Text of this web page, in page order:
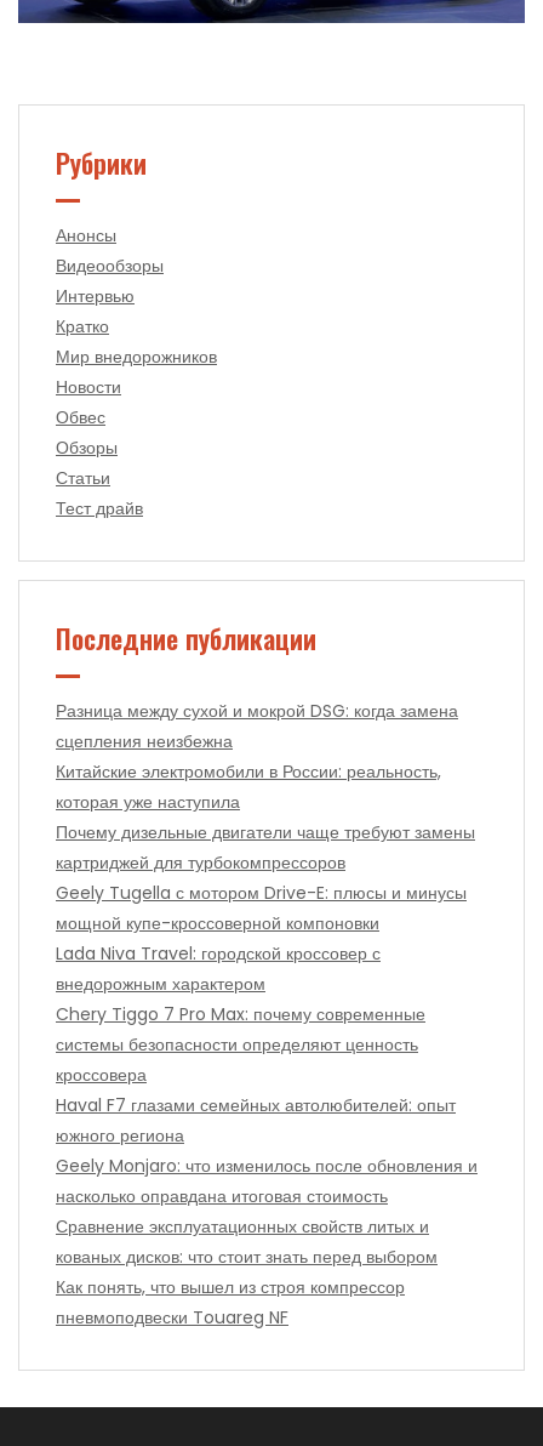
Рубрики
Анонсы
Видеообзоры
Интервью
Кратко
Мир внедорожников
Новости
Обвес
Обзоры
Статьи
Тест драйв
Последние публикации
Разница между сухой и мокрой DSG: когда замена
сцепления неизбежна
Китайские электромобили в России: реальность,
которая уже наступила
Почему дизельные двигатели чаще требуют замены
картриджей для турбокомпрессоров
Geely Tugella с мотором Drive-E: плюсы и минусы
мощной купе-кроссоверной компоновки
Lada Niva Travel: городской кроссовер с
внедорожным характером
Chery Tiggo 7 Pro Max: почему современные
системы безопасности определяют ценность
кроссовера
Haval F7 глазами семейных автолюбителей: опыт
южного региона
Geely Monjaro: что изменилось после обновления и
насколько оправдана итоговая стоимость
Сравнение эксплуатационных свойств литых и
кованых дисков: что стоит знать перед выбором
Как понять, что вышел из строя компрессор
пневмоподвески Touareg NF